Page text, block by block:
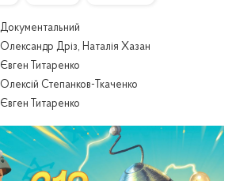
Документальний
Олександр Дріз, Наталія Хазан
Євген Титаренко
Олексій Степанков-Ткаченко
Євген Титаренко